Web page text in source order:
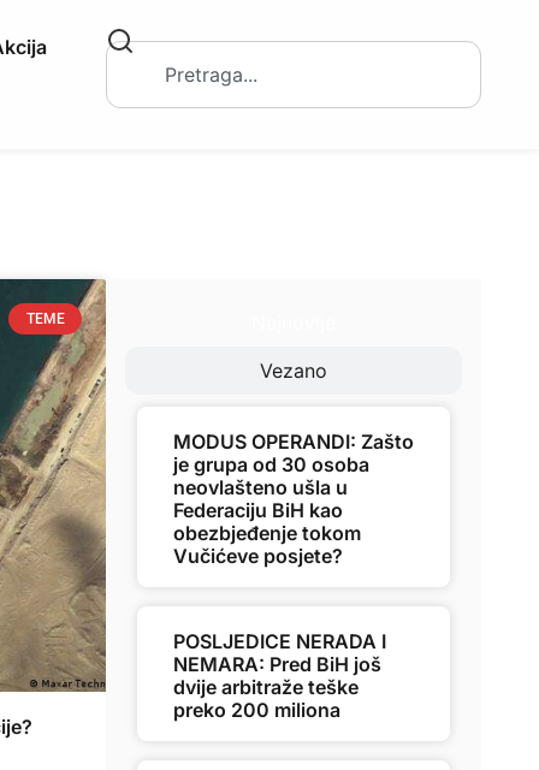
TEME
Vezano
MODUS OPERANDI: Zašto
je grupa od 30 osoba
neovlašteno ušla u
Federaciju BiH kao
obezbjeđenje tokom
Vučićeve posjete?
POSLJEDICE NERADA I
NEMARA: Pred BiH još
dvije arbitraže teške
preko 200 miliona